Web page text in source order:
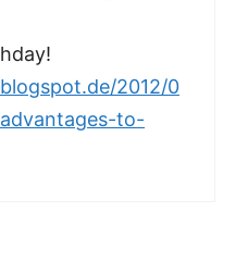
2012/0
to-